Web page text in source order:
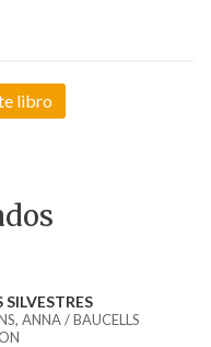
libro
SILVESTRES
ANNA / BAUCELLS